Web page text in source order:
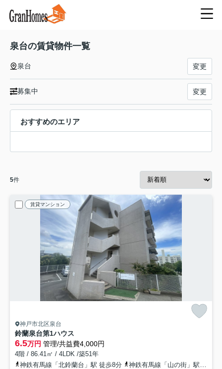
泉台の賃貸物件一覧
泉台 変更
募集中 変更
おすすめのエリア
5件
賃貸マンション
神戸市北区泉台
鈴蘭泉台第1ハウス
6.5万円 管理/共益費4,000円
4階 / 86.41㎡ / 4LDK /築51年
神鉄有馬線「北鈴蘭台」駅 徒歩8分
神鉄有馬線「山の街」駅 徒歩16分